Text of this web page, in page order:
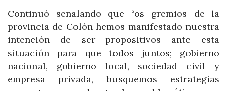
Continuó señalando que “os gremios de la
provincia de Colón hemos manifestado nuestra
intención de ser propositivos ante esta
situación para que todos juntos; gobierno
nacional, gobierno local, sociedad civil y
empresa privada, busquemos estrategias